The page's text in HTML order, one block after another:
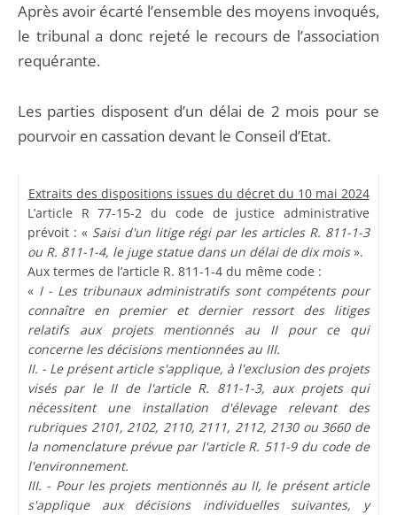
Après avoir écarté l’ensemble des moyens invoqués,
le tribunal a donc rejeté le recours de l’association
requérante.
Les parties disposent d’un délai de 2 mois pour se
pourvoir en cassation devant le Conseil d’Etat.
Extraits des dispositions issues du décret du 10 mai 2024
L’article R 77-15-2 du code de justice administrative
prévoit : « Saisi d'un litige régi par les articles R. 811-1-3
ou R. 811-1-4, le juge statue dans un délai de dix mois».
Aux termes de l’article R. 811-1-4 du même code :
« I - Les tribunaux administratifs sont compétents pour
connaître en premier et dernier ressort des litiges
relatifs aux projets mentionnés au II pour ce qui
concerne les décisions mentionnées au III.
II. - Le présent article s'applique, à l'exclusion des projets
visés par le II de l'article R. 811-1-3, aux projets qui
nécessitent une installation d'élevage relevant des
rubriques 2101, 2102, 2110, 2111, 2112, 2130 ou 3660 de
la nomenclature prévue par l'article R. 511-9 du code de
l'environnement.
III. - Pour les projets mentionnés au II, le présent article
s'applique aux décisions individuelles suivantes, y